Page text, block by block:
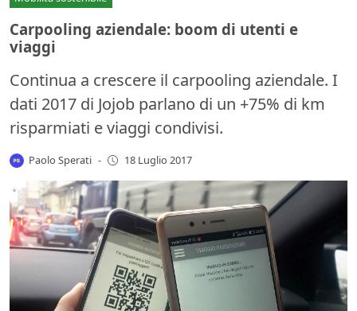
Carpooling aziendale: boom di utenti e
viaggi
Continua a crescere il carpooling aziendale. I
dati 2017 di Jojob parlano di un +75% di km
risparmiati e viaggi condivisi.
Paolo Sperati - 18 Luglio 2017